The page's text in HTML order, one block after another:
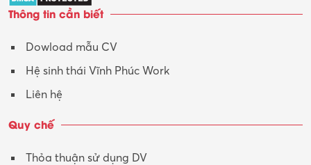
Tư vấn
Tư vấn – Kiến trúc
Thông tin cần biết
Dowload mẫu CV
Hệ sinh thái Vĩnh Phúc Work
Liên hệ
Quy chế
Thỏa thuận sử dụng DV